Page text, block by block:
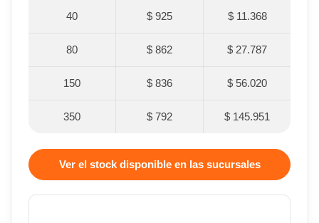
40 $ 925 $ 11.368
80 $ 862 $ 27.787
150 $ 836 $ 56.020
350 $ 792 $ 145.951
Ver el stock disponible en las sucursales